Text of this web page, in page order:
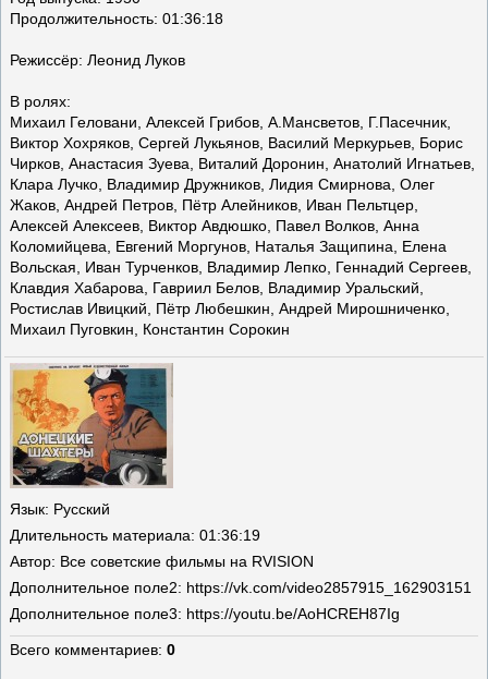
Продолжительность: 01:36:18
Режиссёр: Леонид Луков
В ролях:
Михаил Геловани, Алексей Грибов, А.Мансветов, Г.Пасечник,
Виктор Хохряков, Сергей Лукьянов, Василий Меркурьев, Борис
Чирков, Анастасия Зуева, Виталий Доронин, Анатолий Игнатьев,
Клара Лучко, Владимир Дружников, Лидия Смирнова, Олег
Жаков, Андрей Петров, Пётр Алейников, Иван Пельтцер,
Алексей Алексеев, Виктор Авдюшко, Павел Волков, Анна
Коломийцева, Евгений Моргунов, Наталья Защипина, Елена
Вольская, Иван Турченков, Владимир Лепко, Геннадий Сергеев,
Клавдия Хабарова, Гавриил Белов, Владимир Уральский,
Ростислав Ивицкий, Пётр Любешкин, Андрей Мирошниченко,
Михаил Пуговкин, Константин Сорокин
Язык: Русский
Длительность материала: 01:36:19
Автор: Все советские фильмы на RVISION
Дополнительное поле2: https://vk.com/video2857915_162903151
Дополнительное поле3: https://youtu.be/AoHCREH87Ig
Всего комментариев: 0